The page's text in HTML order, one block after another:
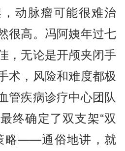
动脉瘤可能很难治
很高。冯阿姨年过七
，无论是开颅夹闭手
术，风险和难度都极
管疾病诊疗中心团队
终确定了双支架“双
略——通俗地讲，就